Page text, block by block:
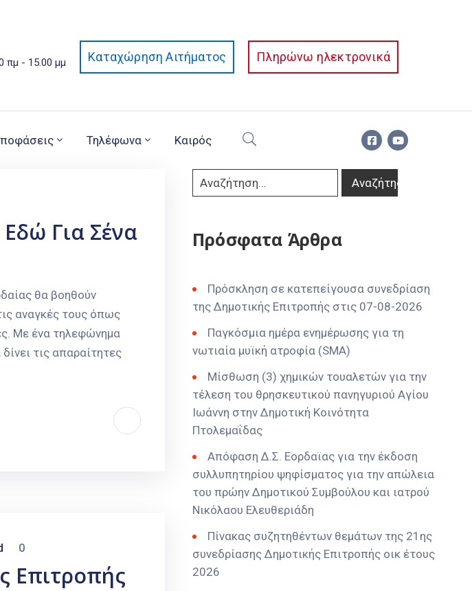
πμ - 15.00 μμ Καταχώρηση Αιτήματος Πληρώνω ηλεκτρονικά
Τηλέφωνα Καιρός
Για Σένα
θα βοηθούν
αναγκές τους όπως
Με ένα τηλεφώνημα
τις απαραίτητες
0
Επιτροπής
Πρόσφατα Άρθρα
Πρόσκληση σε κατεπείγουσα συνεδρίαση
της Δημοτικής Επιτροπής στις 07-08-2026
Παγκόσμια ημέρα ενημέρωσης για τη
νωτιαία μυϊκή ατροφία (SMA)
Μίσθωση (3) χημικών τουαλετών για την
τέλεση του θρησκευτικού πανηγυριού Αγίου
Ιωάννη στην Δημοτική Κοινότητα
Πτολεμαΐδας
Απόφαση Δ.Σ. Εορδαϊας για την έκδοση
συλλυπητηρίου ψηφίσματος για την απώλεια
του πρώην Δημοτικού Συμβούλου και ιατρού
Νικόλαου Ελευθεριάδη
Πίνακας συζητηθέντων θεμάτων της 21ης
συνεδρίασης Δημοτικής Επιτροπής οικ έτους
2026